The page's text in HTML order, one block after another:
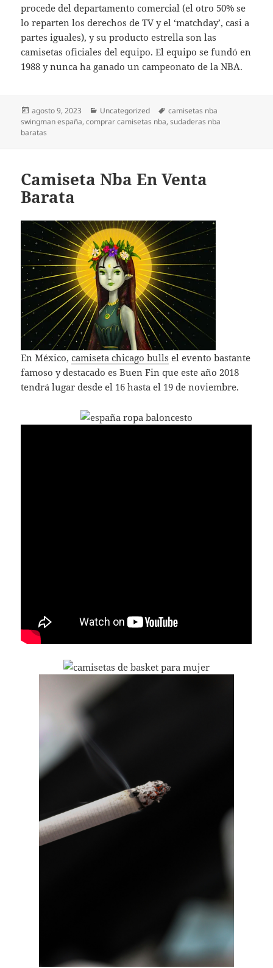
procede del departamento comercial (el otro 50% se
lo reparten los derechos de TV y el ‘matchday’, casi a
partes iguales), y su producto estrella son las
camisetas oficiales del equipo. El equipo se fundó en
1988 y nunca ha ganado un campeonato de la NBA.
Publicado
el
agosto 9, 2023 Categorías
Uncategorized Etiquetas
camisetas nba
swingman españa,comprar camisetas nba,sudaderas nba
baratas
Camiseta Nba En Venta
Barata
En México,camiseta chicago bulls el evento bastante
famoso y destacado es Buen Fin que este año 2018
tendrá lugar desde el 16 hasta el 19 de noviembre.